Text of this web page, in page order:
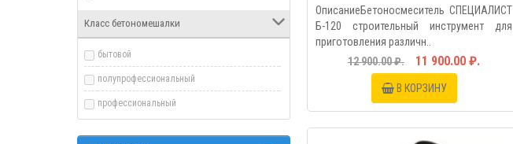
260
98
Класс бетономешалки
бытовой
полупрофессиональный
профессиональный
ОписаниеБетоносмеситель СПЕЦИАЛИСТ
Б-120 строительный инструмент для
приготовления различн..
12 900.00 ₽.
11 900.00 ₽.
В КОРЗИНУ